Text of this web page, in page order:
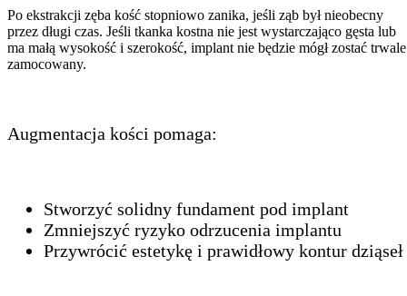
Po ekstrakcji zęba kość stopniowo zanika, jeśli ząb był nieobecny
przez długi czas. Jeśli tkanka kostna nie jest wystarczająco gęsta lub
ma małą wysokość i szerokość, implant nie będzie mógł zostać trwale
zamocowany.
Augmentacja kości pomaga:
Stworzyć solidny fundament pod implant
Zmniejszyć ryzyko odrzucenia implantu
Przywrócić estetykę i prawidłowy kontur dziąseł